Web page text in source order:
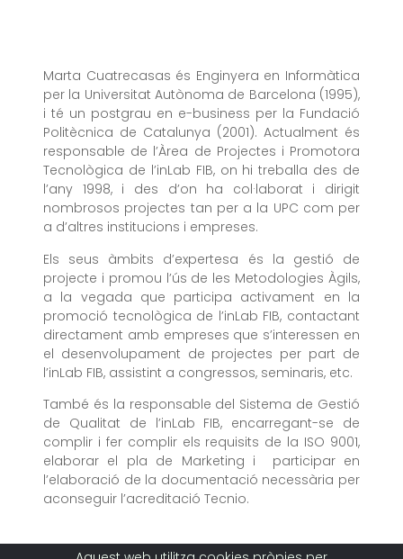
Marta Cuatrecasas és Enginyera en Informàtica
per la Universitat Autònoma de Barcelona (1995),
i té un postgrau en e-business per la Fundació
Politècnica de Catalunya (2001). Actualment és
responsable de l’Àrea de Projectes i Promotora
Tecnològica de l’inLab FIB, on hi treballa des de
l’any 1998, i des d’on ha col·laborat i dirigit
nombrosos projectes tan per a la UPC com per
a d’altres institucions i empreses.
Els seus àmbits d’expertesa és la gestió de
projecte i promou l’ús de les Metodologies Àgils,
a la vegada que participa activament en la
promoció tecnològica de l’inLab FIB, contactant
directament amb empreses que s’interessen en
el desenvolupament de projectes per part de
l’inLab FIB, assistint a congressos, seminaris, etc.
També és la responsable del Sistema de Gestió
de Qualitat de l’inLab FIB, encarregant-se de
complir i fer complir els requisits de la ISO 9001,
elaborar el pla de Marketing i participar en
l’elaboració de la documentació necessària per
aconseguir l’acreditació Tecnio.